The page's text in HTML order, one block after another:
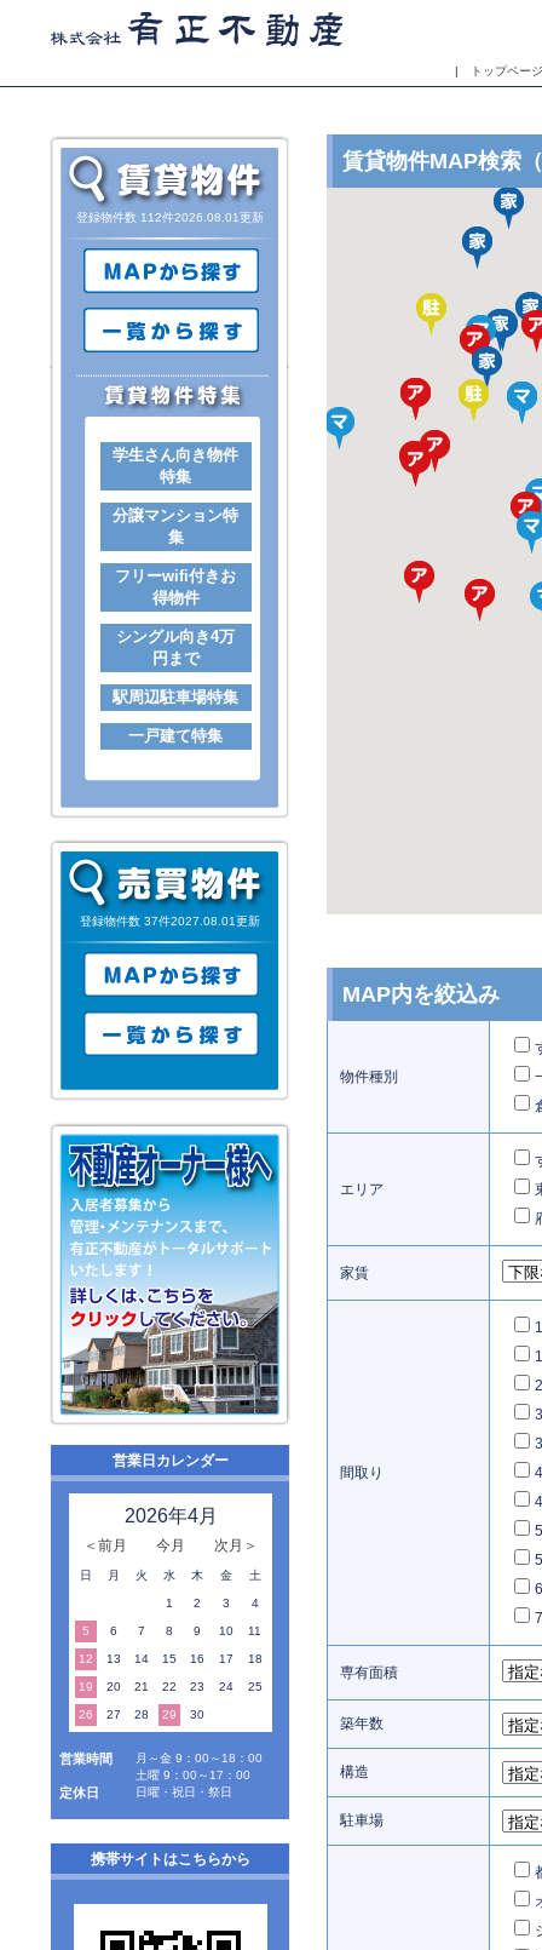
| トップページ
登録物件数 112件2026.08.01更新
学生さん向き物件
特集
分譲マンション特
集
フリーwifi付きお
得物件
シングル向き4万
円まで
駅周辺駐車場特集
一戸建て特集
登録物件数 37件2027.08.01更新
営業日カレンダー
2026年4月
＜前月 今月 次月＞
日 月 火 水 木 金 土
1 2 3 4
5 6 7 8 9 10 11
12 13 14 15 16 17 18
19 20 21 22 23 24 25
26 27 28 29 30
営業時間
月～金 9：00～18：00
土曜 9：00～17：00
定休日 日曜・祝日・祭日
携帯サイトはこちらから
賃貸物件MAP検索
MAP内を絞込み
物件種別
エリア
家賃
間取り
専有面積
築年数
構造
駐車場